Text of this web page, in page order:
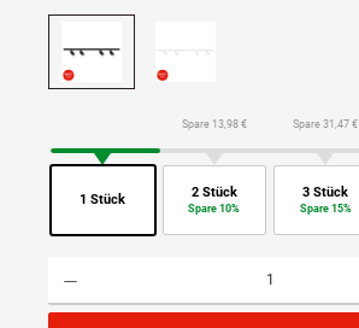
1 Stück
Spare 13,98 €
2 Stück
Spare 10%
Spare 31,47 €
3 Stück
Spare 15%